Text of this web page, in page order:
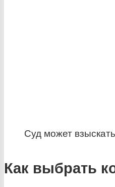
Суд может
Как выбрать